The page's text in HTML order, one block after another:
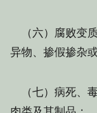
（六）腐败变
异物、掺假掺杂
（七）病死、